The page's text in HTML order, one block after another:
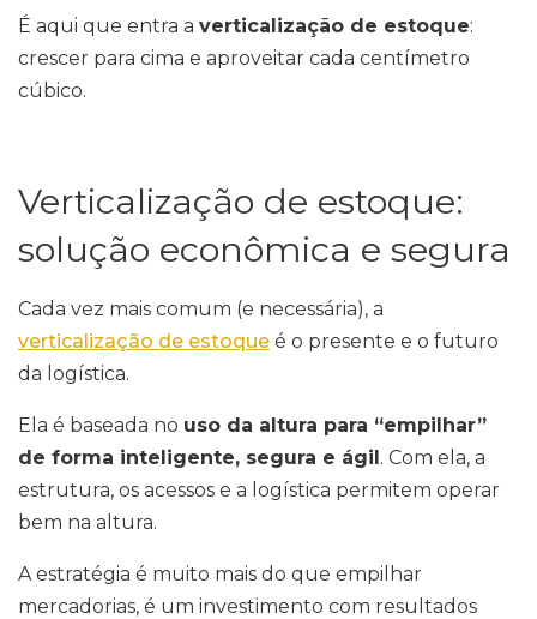
É aqui que entra a verticalização de estoque:
crescer para cima e aproveitar cada centímetro
cúbico.
Verticalização de estoque:
solução econômica e segura
Cada vez mais comum (e necessária), a
verticalização de estoque é o presente e o futuro
da logística.
Ela é baseada no uso da altura para “empilhar”
de forma inteligente, segura e ágil. Com ela, a
estrutura, os acessos e a logística permitem operar
bem na altura.
A estratégia é muito mais do que empilhar
mercadorias, é um investimento com resultados